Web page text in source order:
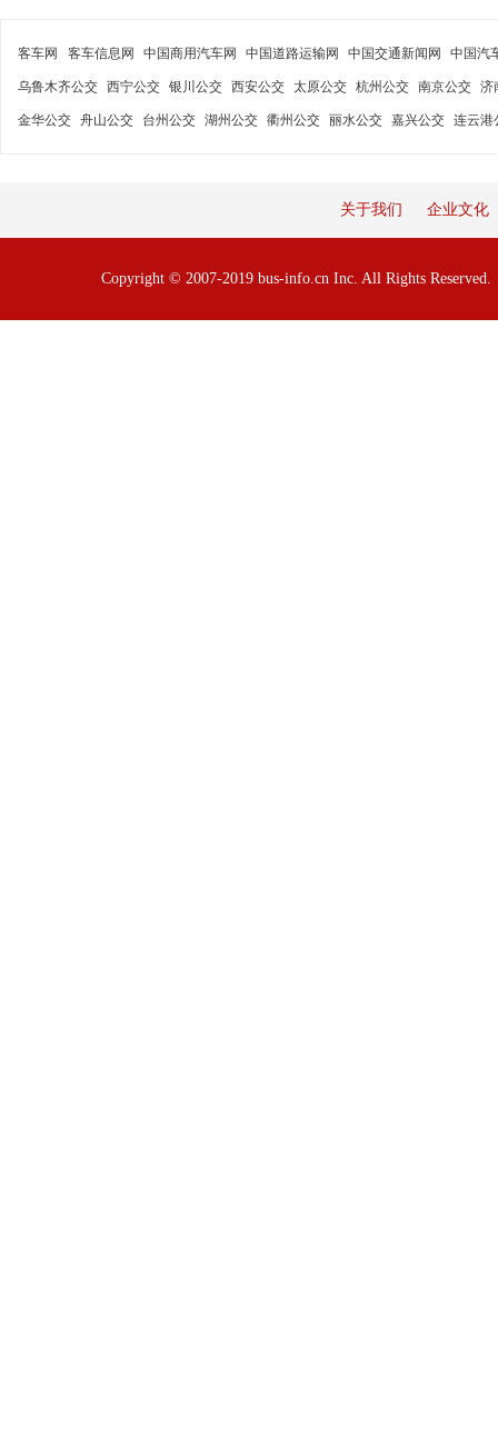
客车网 客车信息网 中国商用汽车网 中国道路运输网 中国交通新闻网 中国汽
乌鲁木齐公交 西宁公交 银川公交 西安公交 太原公交 杭州公交 南京公交 济
金华公交 舟山公交 台州公交 湖州公交 衢州公交 丽水公交 嘉兴公交 连云港
关于我们 企业文化
Copyright © 2007-2019 bus-info.cn Inc. All Rights